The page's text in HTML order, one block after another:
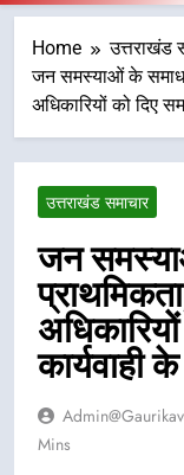
Home
उत्तराखंड
जन समस्याओं के
अधिकारियों को दिए
उत्तराखंड समाचार
जन
कार्यवाही
Mins